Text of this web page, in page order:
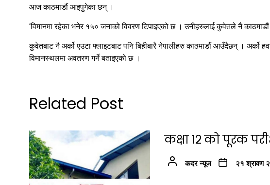
आज काठमाडौं आइपुगेका छन् ।
‘विमानमा रहेका भनेर १५० जनाको विवरण टिपाइएको छ । उनीहरुलाई कुवेतले नै काठमाडौं
कुवेतबाट नै अर्को एउटा फ्लाइटबाट पनि बिहीबारै नेपालीहरु काठमाडौं आउँदैछन् । अर्को
विमानस्थलमा अवतरण गर्ने बताइएको छ ।
Related Post
कक्षा १२ को पूरक
कदर न्यूज २१ श्रावण